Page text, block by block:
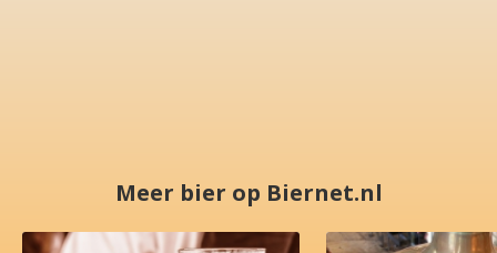
Meer bier op Biernet.nl